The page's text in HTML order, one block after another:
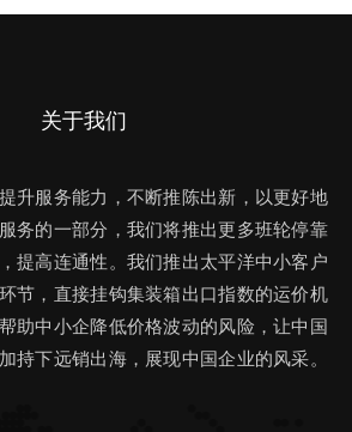
关于我们
升服务能力，不断推陈出新，以更好地
务的一部分，我们将推出更多班轮停靠
提高连通性。我们推出太平洋中小客户
节，直接挂钩集装箱出口指数的运价机
助中小企降低价格波动的风险，让中国
持下远销出海，展现中国企业的风采。